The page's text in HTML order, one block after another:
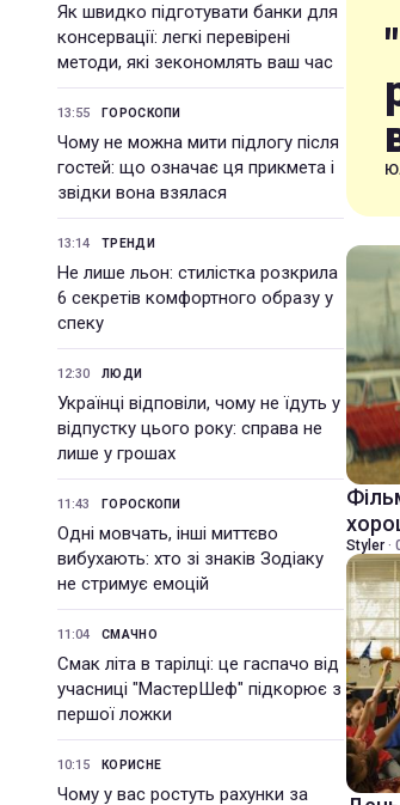
Як швидко підготувати банки для
консервації: легкі перевірені
методи, які зекономлять ваш час
13:55 ГОРОСКОПИ
Чому не можна мити підлогу після
гостей: що означає ця прикмета і
звідки вона взялася
13:14 ТРЕНДИ
Не лише льон: стилістка розкрила
6 секретів комфортного образу у
спеку
12:30 ЛЮДИ
Українці відповіли, чому не їдуть у
відпустку цього року: справа не
лише у грошах
11:43 ГОРОСКОПИ
Одні мовчать, інші миттєво
вибухають: хто зі знаків Зодіаку
не стримує емоцій
11:04 СМАЧНО
Смак літа в тарілці: це гаспачо від
учасниці "МастерШеф" підкорює з
першої ложки
10:15 КОРИСНЕ
Чому у вас ростуть рахунки за
Styler ·